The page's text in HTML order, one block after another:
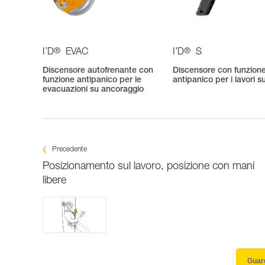
I’D® EVAC
Discensore autofrenante con
funzione antipanico per le
evacuazioni su ancoraggio
I’D® S
Discensore con
antipanico per i lavori
Precedente
Posizionamento sul lavoro, posizione con mani
libere